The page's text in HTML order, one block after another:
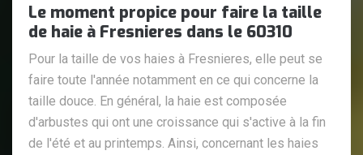
Le moment propice pour faire la taille
de haie à Fresnieres dans le 60310
Pour la taille de vos haies à Fresnieres, elle peut se
faire toute l'année notamment en ce qui concerne la
taille douce. En général, la haie est composée
d'arbustes qui ont une croissance qui s'active à la fin
de l'été et au printemps. Ainsi, concernant les haies